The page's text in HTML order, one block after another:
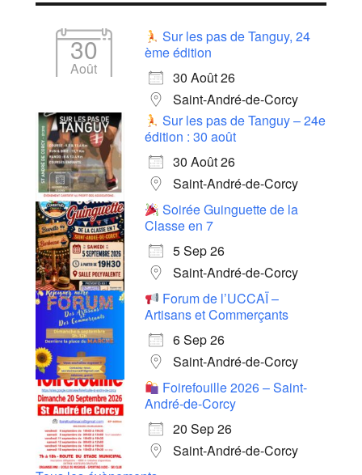
30
Août
Sur les pas de Tanguy, 24
ème édition
30 Août 26
Saint-André-de-Corcy
Sur les pas de Tanguy – 24e
édition : 30 août
30 Août 26
Saint-André-de-Corcy
Soirée Guinguette de la
Classe en 7
5 Sep 26
Saint-André-de-Corcy
Forum de l’UCCAÏ –
Artisans et Commerçants
6 Sep 26
Saint-André-de-Corcy
Foirefouille 2026 – Saint-
André-de-Corcy
20 Sep 26
Saint-André-de-Corcy